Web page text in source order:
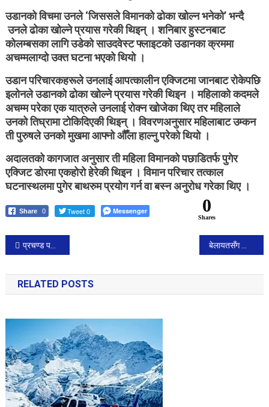
उडानको विचमा उनले ‘जिससले विमानको ढोका खोल्न भनेको’ भन्दै
उनले ढोका खोल्ने प्रयास गरेकी थिइन् । शनिबार हुस्टनबाट
कोलम्बसका लागि उडेको साउदवेस्ट फ्लाइटको उडानका क्रममा
अचम्मलाग्दो उक्त घटना भएको थियो ।
उडान परिचारकहरूले उनलाई आपत्कालीन एक्जिटमा जानबाट रोकेपछि
इलोनले उडानको ढोका खोल्ने प्रयास गरेकी थिइन । महिलाको कदमले
अचम्म परेका एक यात्रुले उनलाई रोक्न खोजेका थिए तर महिलाले
उनको तिघ्रामा टोकिदिएकी थिइन् । विवरणअनुसार महिलाबाट उम्कन
ती पुरुषले उनको मुखमा आफ्नो औँला हाल्नु परेको थियो ।
अदालतको कागजात अनुसार ती महिला विमानको पछाडितर्फ पुगेर
एक्जिट डोरमा एकहोरो हेरेकी थिइन । विमान परिचार तत्काल
घटनास्थलमा पुगेर बाथरुम प्रयोग गर्न वा बस्न अनुरोध गरेका थिए ।
Share 0 Tweet 0 Messenger 0
Shares
Post
navigation
प्रचण्ड परिवारसहित सुकुटेमा।
RELATED POSTS